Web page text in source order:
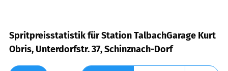
Spritpreisstatistik für Station TalbachGarage Kurt
Obris, Unterdorfstr. 37, Schinznach-Dorf